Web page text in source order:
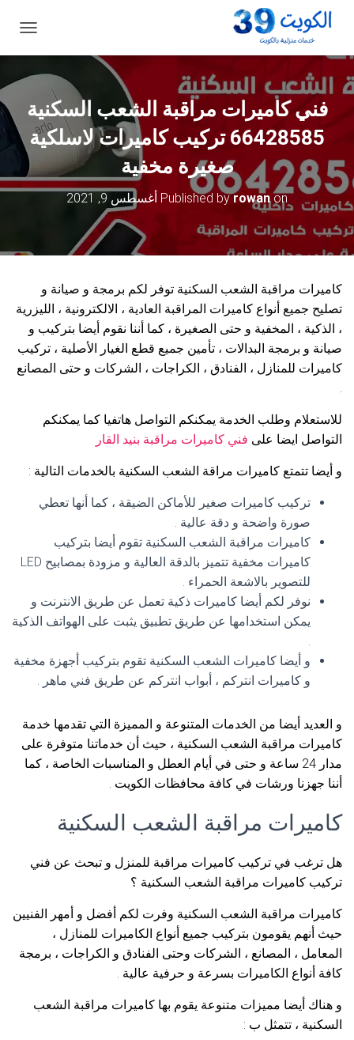
ب
ا
ت
ن
ق
ل
فني كاميرات مراقبة الشعب السكنية
66428585 تركيب كاميرات لاسلكية
صغيرة مخفية
Published byrowanon أغسطس 9, 2021
كاميرات مراقبة الشعب السكنية توفر لكم برمجة و صيانة و
تصليح جميع أنواع كاميرات المراقبة العادية ، الالكترونية ، الليزرية
، الذكية ، المخفية و حتى الصغيرة ، كما أننا نقوم أيضا بتركيب و
صيانة و برمجة البدالات ، تأمين جميع قطع الغيار الأصلية ، تركيب
كاميرات للمنازل ، الفنادق ، الكراجات ، الشركات و حتى المصانع
.
للاستعلام وطلب الخدمة يمكنكم التواصل هاتفيا كما يمكنكم
التواصل ايضا على فني كاميرات مراقبة بنيد القار
و أيضا تتمتع كاميرات مراقة الشعب السكنية بالخدمات التالية :
تركيب كاميرات صغير للأماكن الضيقة ، كما أنها تعطي
صورة واضحة و دقة عالية .
كاميرات مراقبة الشعب السكنية تقوم أيضا بتركيب
كاميرات مخفية تتميز بالدقة العالية و مزودة بمصابيح LED
للتصوير بالاشعة الحمراء .
نوفر لكم أيضا كاميرات ذكية تعمل عن طريق الانترنت و
يمكن استخدامها عن طريق تطبيق يثبت على الهواتف الذكية
.
و أيضا كاميرات الشعب السكنية تقوم بتركيب أجهزة مخفية
و كاميرات انتركم ، أبواب انتركم عن طريق فني ماهر .
و العديد أيضا من الخدمات المتنوعة و المميزة التي تقدمها خدمة
كاميرات مراقبة الشعب السكنية ، حيث أن خدماتنا متوفرة على
مدار 24 ساعة و حتى في أيام العطل و المناسبات الخاصة ، كما
أننا جهزنا ورشات في كافة محافظات الكويت .
كاميرات مراقبة الشعب السكنية
هل ترغب في تركيب كاميرات مراقبة للمنزل و تبحث عن فني
تركيب كاميرات مراقبة الشعب السكنية ؟
كاميرات مراقبة الشعب السكنية وفرت لكم أفضل و أمهر الفنيين
حيث أنهم يقومون بتركيب جميع أنواع الكاميرات للمنازل ،
المعامل ، المصانع ، الشركات وحتى الفنادق و الكراجات ، برمجة
كافة أنواع الكاميرات بسرعة و حرفية عالية .
و هناك أيضا مميزات متنوعة يقوم بها كاميرات مراقبة الشعب
السكنية ، تتمثل ب :